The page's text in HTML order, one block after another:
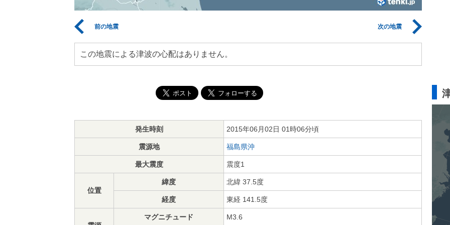
前の地震 次の地震
この地震による津波の心配はありません。
発生時刻 2015年06月02日 01時06分頃
震源地 福島県沖
最大震度 震度1
位置
緯度 北緯 37.5度
経度 東経 141.5度
マグニチュード M3.6